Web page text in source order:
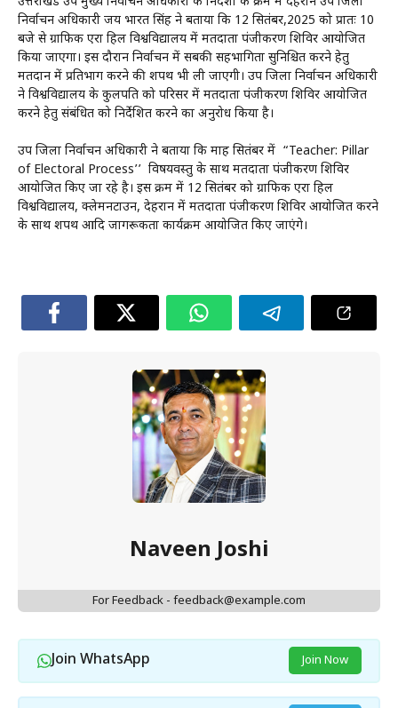
निर्वाचन अधिकारी जय भारत सिंह ने बताया कि 12 सितंबर,2025 को प्रातः 10
बजे से ग्राफिक एरा हिल विश्वविद्यालय में मतदाता पंजीकरण शिविर आयोजित
किया जाएगा। इस दौरान निर्वाचन में सबकी सहभागिता सुनिश्चित करने हेतु
मतदान में प्रतिभाग करने की शपथ भी ली जाएगी। उप जिला निर्वाचन अधिकारी
ने विश्वविद्यालय के कुलपति को परिसर में मतदाता पंजीकरण शिविर आयोजित
करने हेतु संबंधित को निर्देशित करने का अनुरोध किया है।
उप जिला निर्वाचन अधिकारी ने बताया कि माह सितंबर में “Teacher: Pillar
of Electoral Process’’ विषयवस्तु के साथ मतदाता पंजीकरण शिविर
आयोजित किए जा रहे है। इस क्रम में 12 सितंबर को ग्राफिक एरा हिल
विश्वविद्यालय, क्लेमनटाउन, देहरादून में मतदाता पंजीकरण शिविर आयोजित करने
के साथ शपथ आदि जागरूकता कार्यक्रम आयोजित किए जाएंगे।
Naveen Joshi
For Feedback - feedback@example.com
Join WhatsApp Join Now